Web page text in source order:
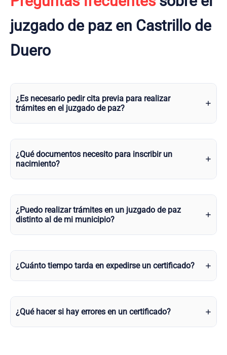
juzgado de paz en Castrillo de
Duero
¿Es necesario pedir cita previa para realizar
trámites en el juzgado de paz?
¿Qué documentos necesito para inscribir un
nacimiento?
¿Puedo realizar trámites en un juzgado de paz
distinto al de mi municipio?
¿Cuánto tiempo tarda en expedirse un certificado?
¿Qué hacer si hay errores en un certificado?